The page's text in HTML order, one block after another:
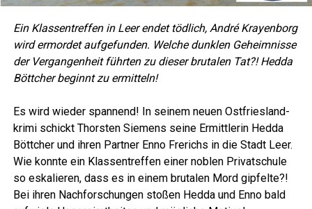
Ein Klas­sen­tref­fen in Leer endet töd­lich, André Kray­en­borg
wird ermor­det auf­ge­fun­den. Wel­che dunk­len Geheim­nis­se
der Ver­gan­gen­heit führ­ten zu die­ser bru­ta­len Tat?! Hed­da
Bött­cher beginnt zu ermitteln!
Es wird wie­der span­nend! In sei­nem neu­en Ost­fries­land­
kri­mi schickt Thors­ten Sie­mens sei­ne Ermitt­le­rin Hed­da
Bött­cher und ihren Part­ner Enno Fre­richs in die Stadt Leer.
Wie konn­te ein Klas­sen­tref­fen einer noblen Pri­vat­schu­le
so eska­lie­ren, dass es in einem bru­ta­len Mord gip­fel­te?!
Bei ihren Nach­for­schun­gen sto­ßen Hed­da und Enno bald